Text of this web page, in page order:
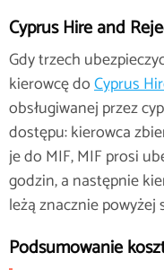
Cyprus Hire and
Gdy trzech
kierowcę doCyprus
obsługiwanej przez
dostępu: kierowca
je do MIF, MIF prosi
godzin, a następnie
leżą znacznie
Podsumowanie